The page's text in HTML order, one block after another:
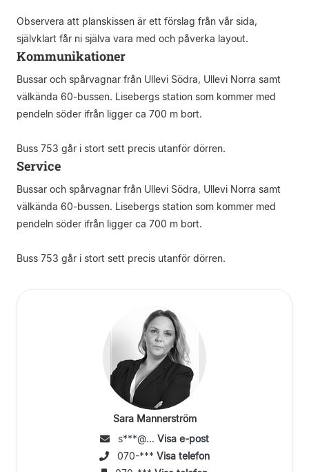
Observera att planskissen är ett förslag från vår sida,
självklart får ni själva vara med och påverka layout.
Kommunikationer
Bussar och spårvagnar från Ullevi Södra, Ullevi Norra samt
välkända 60-bussen. Lisebergs station som kommer med
pendeln söder ifrån ligger ca 700 m bort.
Buss 753 går i stort sett precis utanför dörren.
Service
Bussar och spårvagnar från Ullevi Södra, Ullevi Norra samt
välkända 60-bussen. Lisebergs station som kommer med
pendeln söder ifrån ligger ca 700 m bort.
Buss 753 går i stort sett precis utanför dörren.
Sara Mannerström
s***@... Visa e-post
070-*** Visa telefon